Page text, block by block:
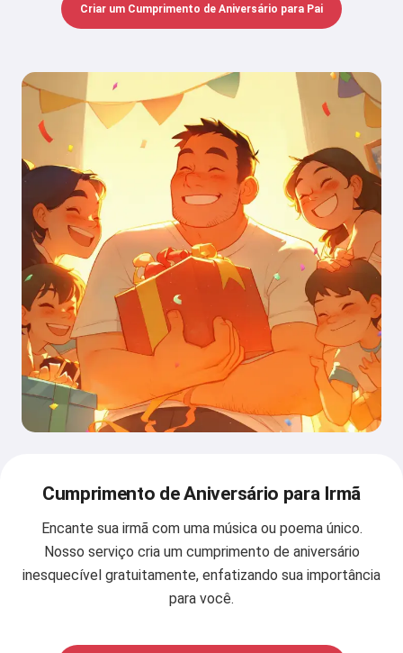
Criar um Cumprimento de Aniversário para Pai
Cumprimento de Aniversário para Irmã
Encante sua irmã com uma música ou poema único.
Nosso serviço cria um cumprimento de aniversário
inesquecível gratuitamente, enfatizando sua importância
para você.